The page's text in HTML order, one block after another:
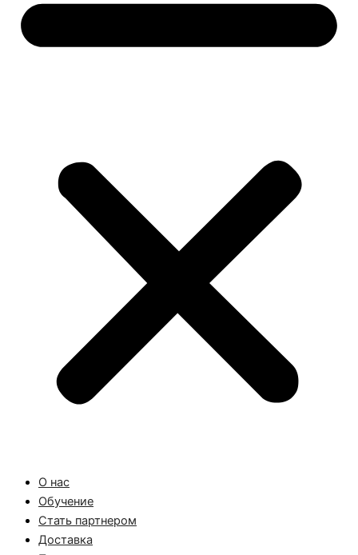
О нас
Обучение
Стать партнером
Доставка